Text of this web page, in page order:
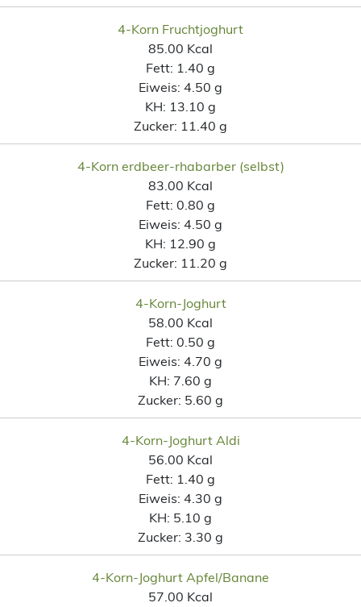
4-Korn Fruchtjoghurt
85.00 Kcal
Fett: 1.40 g
Eiweis: 4.50 g
KH: 13.10 g
Zucker: 11.40 g
4-Korn erdbeer-rhabarber (selbst)
83.00 Kcal
Fett: 0.80 g
Eiweis: 4.50 g
KH: 12.90 g
Zucker: 11.20 g
4-Korn-Joghurt
58.00 Kcal
Fett: 0.50 g
Eiweis: 4.70 g
KH: 7.60 g
Zucker: 5.60 g
4-Korn-Joghurt Aldi
56.00 Kcal
Fett: 1.40 g
Eiweis: 4.30 g
KH: 5.10 g
Zucker: 3.30 g
4-Korn-Joghurt Apfel/Banane
57.00 Kcal